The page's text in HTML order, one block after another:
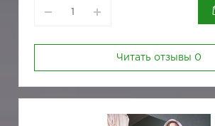
Читать отзывы 0